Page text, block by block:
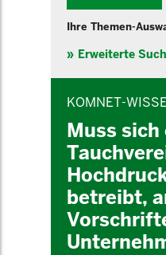
Ihre Themen-
Erweiterte
KOMNET-
Muss sich
betreibt,